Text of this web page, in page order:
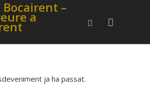
ja ha passat.